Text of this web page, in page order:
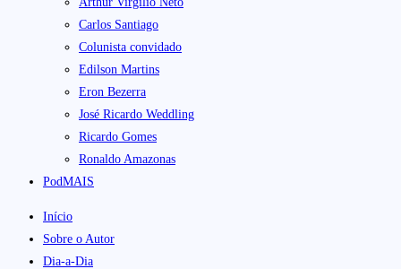
Carlos Santiago
Colunista convidado
Edilson Martins
Eron Bezerra
José Ricardo Weddling
Ricardo Gomes
Ronaldo Amazonas
PodMAIS
Início
Sobre o Autor
Dia-a-Dia